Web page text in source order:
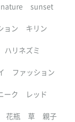
nature sunset
ョン キリン
ハリネズミ
ファッション
ーク レッド
花瓶 草 親子